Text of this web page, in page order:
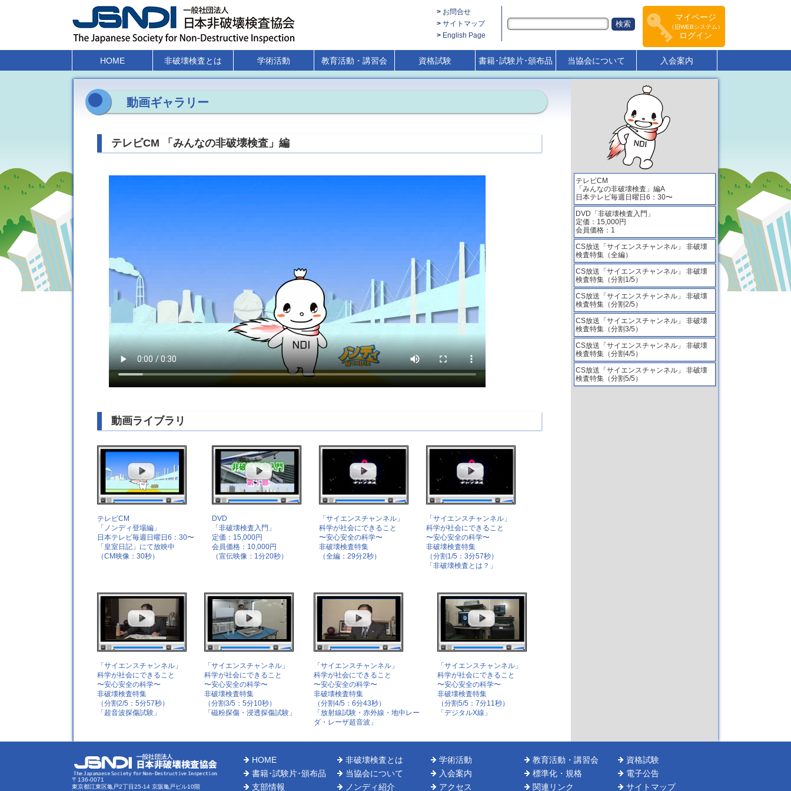
お問合せ
サイトマップ
English Page
マイページ
（旧WEBシステム）
ログイン
HOME 非破壊検査とは 学術活動 教育活動・講習会 資格試験 書籍･試験片･頒布品 当協会について 入会案内
動画ギャラリー
テレビCM 「みんなの非破壊検査」編
動画ライブラリ
テレビCM
「ノンディ登場編」
日本テレビ毎週日曜日6：30〜
「皇室日記」にて放映中
（CM映像：30秒）
DVD
「非破壊検査入門」
定価：15,000円
会員価格：10,000円
（宣伝映像：1分20秒）
「サイエンスチャンネル」
科学が社会にできること
〜安心安全の科学〜
非破壊検査特集
（全編：29分2秒）
「サイエンスチャンネル」
科学が社会にできること
〜安心安全の科学〜
非破壊検査特集
（分割1/5：3分57秒）
「非破壊検査とは？」
「サイエンスチャンネル」
科学が社会にできること
〜安心安全の科学〜
非破壊検査特集
（分割2/5：5分57秒）
「超音波探傷試験」
「サイエンスチャンネル」
科学が社会にできること
〜安心安全の科学〜
非破壊検査特集
（分割3/5：5分10秒）
「磁粉探傷・浸透探傷試験」
「サイエンスチャンネル」
科学が社会にできること
〜安心安全の科学〜
非破壊検査特集
（分割4/5：6分43秒）
「放射線試験・赤外線・地中レー
ダ・レーザ超音波」
「サイエンスチャンネル」
科学が社会にできること
〜安心安全の科学〜
非破壊検査特集
（分割5/5：7分11秒）
「デジタルX線」
テレビCM
「みんなの非破壊検査」編A
日本テレビ毎週日曜日6：30〜
DVD「非破壊検査入門」
定価：15,000円
会員価格：1
CS放送「サイエンスチャンネル」 非破壊
検査特集（全編）
CS放送「サイエンスチャンネル」 非破壊
検査特集（分割1/5）
CS放送「サイエンスチャンネル」 非破壊
検査特集（分割2/5）
CS放送「サイエンスチャンネル」 非破壊
検査特集（分割3/5）
CS放送「サイエンスチャンネル」 非破壊
検査特集（分割4/5）
CS放送「サイエンスチャンネル」 非破壊
検査特集（分割5/5）
〒136-0071
東京都江東区亀戸2丁目25-14 京阪亀戸ビル10階
HOME 非破壊検査とは 学術活動 教育活動・講習会
資格試験
書籍･試験片･頒布品
当協会について 入会案内 標準化・規格
電子公告
支部情報
ノンディ紹介 アクセス 関連リンク サイトマップ